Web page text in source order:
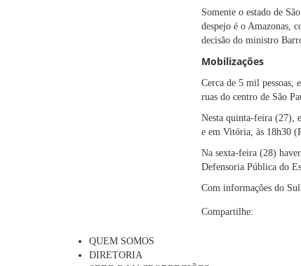
Somente o estado de
despejo é o Amazonas,
decisão do ministro
Mobilizações
Cerca de 5 mil pessoas,
ruas do centro de São
Nesta quinta-feira (27),
e em Vitória, às 18h30
Na sexta-feira (28)
Defensoria Pública do
Com informações do
Compartilhe:
QUEM SOMOS
DIRETORIA